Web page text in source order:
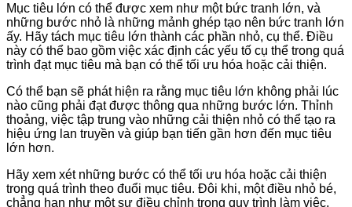
Mục tiêu lớn có thể được xem như một bức tranh lớn, và
những bước nhỏ là những mảnh ghép tạo nên bức tranh lớn
ấy. Hãy tách mục tiêu lớn thành các phần nhỏ, cụ thể. Điều
này có thể bao gồm việc xác định các yếu tố cụ thể trong quá
trình đạt mục tiêu mà bạn có thể tối ưu hóa hoặc cải thiện.
Có thể bạn sẽ phát hiện ra rằng mục tiêu lớn không phải lúc
nào cũng phải đạt được thông qua những bước lớn. Thỉnh
thoảng, việc tập trung vào những cải thiện nhỏ có thể tạo ra
hiệu ứng lan truyền và giúp bạn tiến gần hơn đến mục tiêu
lớn hơn.
Hãy xem xét những bước có thể tối ưu hóa hoặc cải thiện
trong quá trình theo đuổi mục tiêu. Đôi khi, một điều nhỏ bé,
chẳng hạn như một sự điều chỉnh trong quy trình làm việc,